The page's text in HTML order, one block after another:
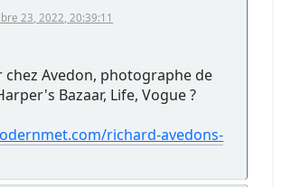
23, 2022, 20:39:11
Avedon, photographe de
Bazaar, Life, Vogue ?
richard-avedons-